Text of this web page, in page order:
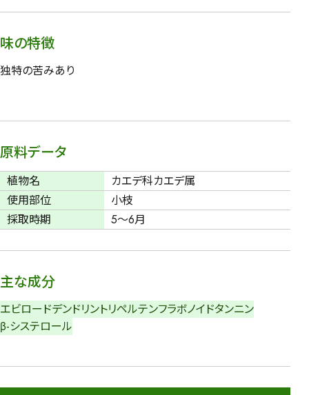
味の特徴
独特の苦みあり
原料データ
植物名
カエデ科カエデ属
使用部位
小枝
採取時期
5～6月
主な成分
エビロードデンドリントリペルテンフラボノイドタンニン
β-システロール